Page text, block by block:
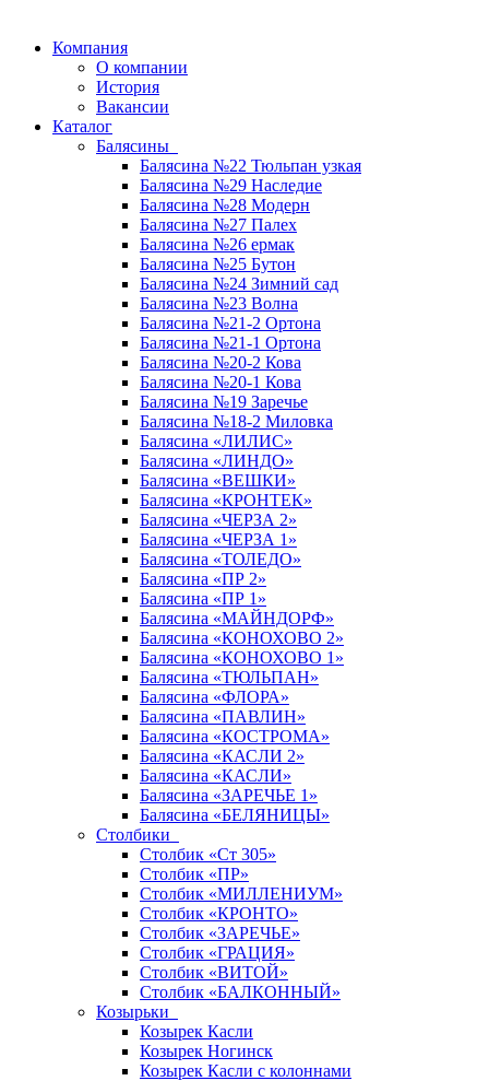
Компания
О компании
История
Вакансии
Каталог
Балясины
Балясина №22 Тюльпан узкая
Балясина №29 Наследие
Балясина №28 Модерн
Балясина №27 Палех
Балясина №26 ермак
Балясина №25 Бутон
Балясина №24 Зимний сад
Балясина №23 Волна
Балясина №21-2 Ортона
Балясина №21-1 Ортона
Балясина №20-2 Кова
Балясина №20-1 Кова
Балясина №19 Заречье
Балясина №18-2 Миловка
Балясина «ЛИЛИС»
Балясина «ЛИНДО»
Балясина «ВЕШКИ»
Балясина «КРОНТЕК»
Балясина «ЧЕРЗА 2»
Балясина «ЧЕРЗА 1»
Балясина «ТОЛЕДО»
Балясина «ПР 2»
Балясина «ПР 1»
Балясина «МАЙНДОРФ»
Балясина «КОНОХОВО 2»
Балясина «КОНОХОВО 1»
Балясина «ТЮЛЬПАН»
Балясина «ФЛОРА»
Балясина «ПАВЛИН»
Балясина «КОСТРОМА»
Балясина «КАСЛИ 2»
Балясина «КАСЛИ»
Балясина «ЗАРЕЧЬЕ 1»
Балясина «БЕЛЯНИЦЫ»
Столбики
Столбик «Ст 305»
Столбик «ПР»
Столбик «МИЛЛЕНИУМ»
Столбик «КРОНТО»
Столбик «ЗАРЕЧЬЕ»
Столбик «ГРАЦИЯ»
Столбик «ВИТОЙ»
Столбик «БАЛКОННЫЙ»
Козырьки
Козырек Касли
Козырек Ногинск
Козырек Касли с колоннами